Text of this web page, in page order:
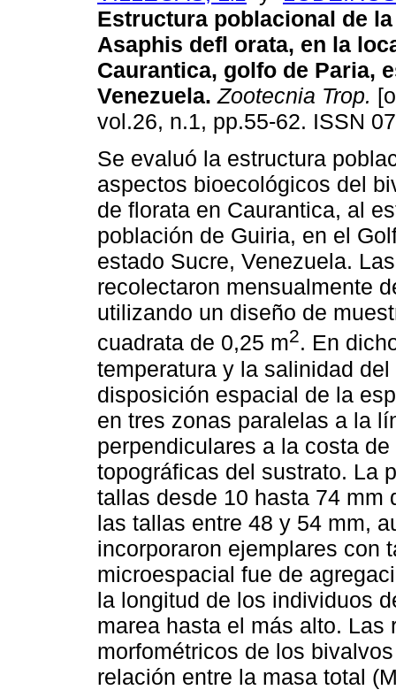
Estructura poblacional de
Asaphis defl orata, en la
Caurantica, golfo de Paria,
Venezuela. Zootecnia Trop.
vol.26, n.1, pp.55-62. ISSN
Se evaluó la estructura
aspectos bioecológicos del
de florata en Caurantica, al
población de Guiria, en el
estado Sucre, Venezuela.
recolectaron mensualmente
utilizando un diseño de
cuadrata de 0,25 m2. En
temperatura y la salinidad
disposición espacial de la
en tres zonas paralelas a la
perpendiculares a la costa
topográficas del sustrato. La
tallas desde 10 hasta 74 mm
las tallas entre 48 y 54 mm,
incorporaron ejemplares con
microespacial fue de
la longitud de los individuos
marea hasta el más alto. Las
morfométricos de los
relación entre la masa total